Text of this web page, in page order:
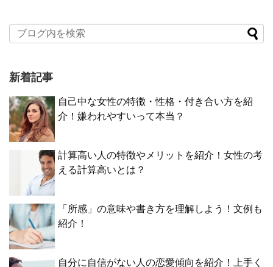
新着記事
自己中な女性の特徴・性格・付き合い方を紹
介！嫌われやすいって本当？
計算高い人の特徴やメリットを紹介！女性の考
える計算高いとは？
「所感」の意味や書き方を理解しよう！文例も
紹介！
自分に自信がない人の恋愛傾向を紹介！上手く